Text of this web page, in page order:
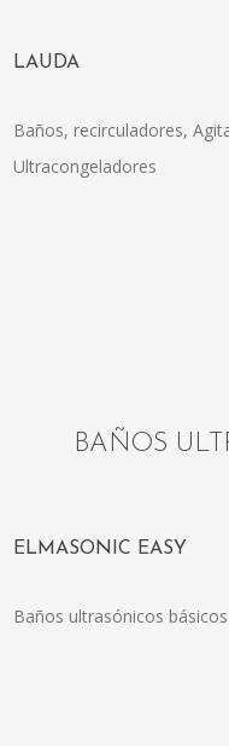
LAUDA
Baños, recirculadores,
Ultracongeladores
BAÑOS
ELMASONIC EASY
Baños ultrasónicos